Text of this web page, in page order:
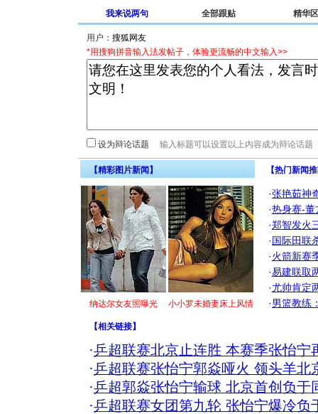
我来说两句 全部跟贴 精华区
用户：
*用搜狗拼音输入法发帖子，体验更流畅的中文输入>>
设为辩论话题
【精彩图片新闻】
纳达尔女友照曝光 小小罗未婚妻床上风情
【热门新闻
·张艳茹神
·热身赛-董
·郑智发火
·国际田联
·火箭新赛
·易建联取
·尤帅肯定
·男篮教练
【相关链接】
·乒超联赛北京止连胜 本赛季张怡宁
·乒超联赛张怡宁郭焱哑火 领头羊北
·乒超郭焱张怡宁输球 北京首创负于
·乒超联赛女团第九轮 张怡宁爆冷负